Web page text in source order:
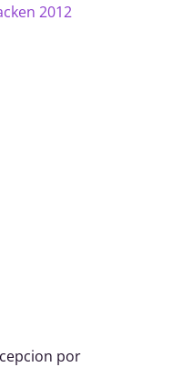
2012
por